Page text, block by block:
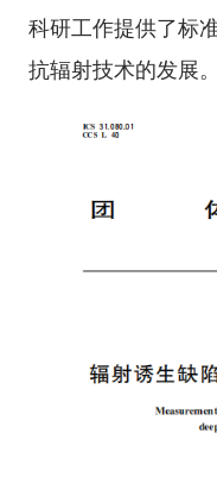
科研工作提供了标
抗辐射技术的发展。